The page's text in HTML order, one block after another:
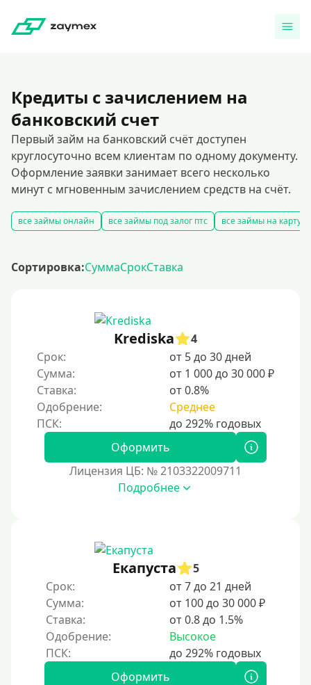
Кредиты с зачислением на
банковский счет
Первый займ на банковский счёт доступен
круглосуточно всем клиентам по одному документу.
Оформление заявки занимает всего несколько
минут с мгновенным зачислением средств на счёт.
все займы онлайн все займы под залог птс все займы на карту
Сортировка:СуммаСрокСтавка
Krediska
4
Срок:
от 5 до 30 дней
Сумма:
от 1 000 до 30 000 ₽
Ставка:
от 0.8%
Одобрение:
Среднее
Оформить
Лицензия ЦБ: № 2103322009711
Подробнее
Екапуста
5
Срок:
от 7 до 21 дней
Сумма:
от 100 до 30 000 ₽
Ставка:
от 0.8 до 1.5%
Одобрение:
Высокое
Оформить